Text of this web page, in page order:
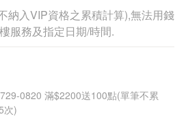
納入VIP資格之累積計算),無法用錢
服務及指定日期/時間.
0820 滿$2200送100點(單筆不累
次)